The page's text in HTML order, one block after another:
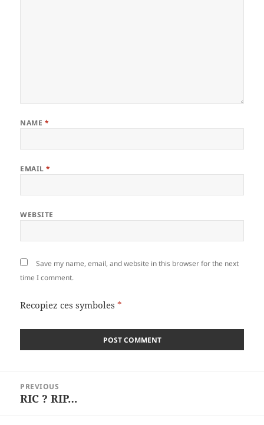
NAME *
EMAIL*
WEBSITE
Save my name, email, and website in this browser for the next
time I comment.
Recopiez ces symboles *
navigation
PREVIOUS
Previous
RIC ? RIP…